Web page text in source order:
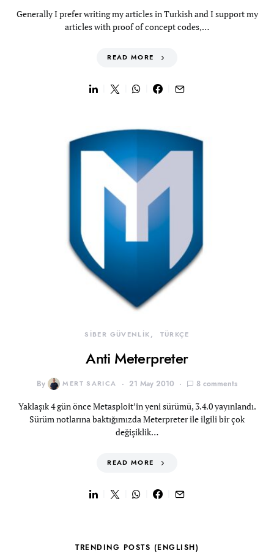
Generally I prefer writing my articles in Turkish and I support my
articles with proof of concept codes,…
READ MORE
SİBER GÜVENLİK TÜRKÇE
Anti Meterpreter
By MERT SARICA 21 May 2010 8 comments
Yaklaşık 4 gün önce Metasploit’in yeni sürümü, 3.4.0 yayınlandı.
Sürüm notlarına baktığımızda Meterpreter ile ilgili bir çok
değişiklik…
READ MORE
TRENDING POSTS (ENGLISH)